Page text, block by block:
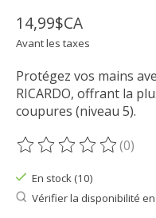
14,99$CA
Avant les taxes
Protégez vos mains
RICARDO, offrant la
coupures (niveau 5).
Ce produit est évalué à
(0)
En stock (10)
Vérifier la disponibilité